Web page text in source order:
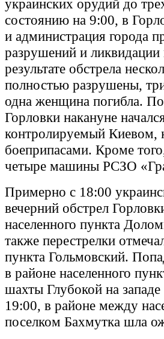
украинских орудий до
состоянию на 9:00, в
и администрация города
разрушений и ликвидации
результате обстрела
полностью разрушены,
одна женщина погибла.
Горловки накануне
контролируемый Киевом,
боеприпасами. Кроме
четыре машины РСЗО
Примерно с 18:00
вечерний обстрел
населенного пункта
также перестрелки
пункта Гольмовский.
в районе населенного
шахты Глубокой на
19:00, в районе между
поселком Бахмутка шла